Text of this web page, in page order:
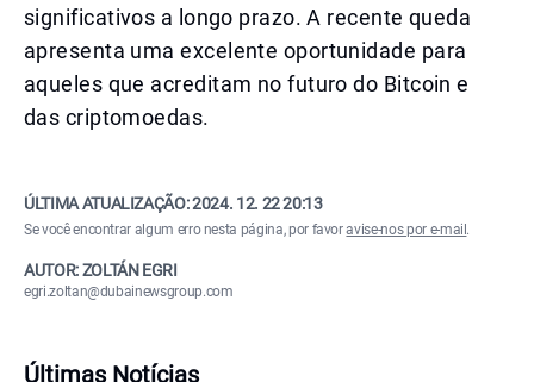
significativos a longo prazo. A recente queda
apresenta uma excelente oportunidade para
aqueles que acreditam no futuro do Bitcoin e
das criptomoedas.
ÚLTIMA ATUALIZAÇÃO:2024. 12. 22 20:13
Se você encontrar algum erro nesta página, por favoravise-nos por e-mail .
AUTOR: ZOLTÁN EGRI
egri.zoltan@dubainewsgroup.com
Últimas Notícias